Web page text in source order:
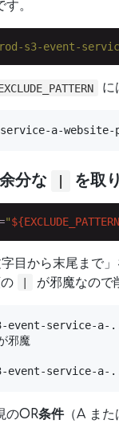
。
s3-event-
に
service-a-
分な を取
"
字目から末尾まで
| が邪魔なので
event-service-
邪魔
event-service-
のOR条件（A また